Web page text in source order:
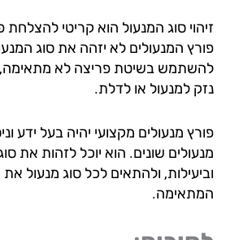
סוג המנעול הוא קריטי להצלחת
המנעולים לא יזהה את סוג המנעול
בשיטת פריצה לא מתאימה, אשר
למנעול או לדלת.
מנעולים מקצועי יהיה בעל ידע וניסיון
שונים. הוא יוכל לזהות את סוג
ולהתאים לכל סוג מנעול את